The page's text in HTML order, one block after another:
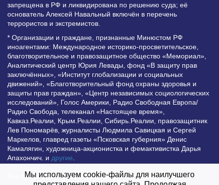
запрещена в РФ и ликвидирована по решению суда; её
основатель Алексей Навальный включён в перечень
террористов и экстремистов.
* Организации и граждане, признанные Минюстом РФ
иноагентами: Международное историко-просветительское,
благотворительное и правозащитное общество «Мемориал»,
Аналитический центр Юрия Левады, фонд «В защиту прав
заключённых», «Институт глобализации и социальных
движений», «Благотворительный фонд охраны здоровья и
защиты прав граждан», «Центр независимых социологических
исследований», Голос Америки, Радио Свободная Европа/
Радио Свобода, телеканал «Настоящее время»,
Кавказ.Реалии, Крым.Реалии, Сибирь.Реалии, правозащитник
Лев Пономарёв, журналисты Людмила Савицкая и Сергей
Маркелов, главред газеты «Псковская губерния» Денис
Камалягин, художница-акционистка и фемактивистка Дарья
Апахончич. и другие
Все права защищены и охраняются законом. Любое
Мы используем cookie-файлы для наилучшего